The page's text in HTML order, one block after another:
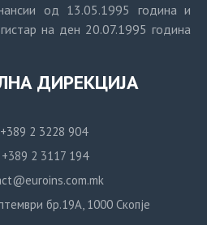
од 13.05.1995 година и
на ден 20.07.1995 година
ДИРЕКЦИЈА
2 3228 904
2 3117 194
бр.19А, 1000 Скопје